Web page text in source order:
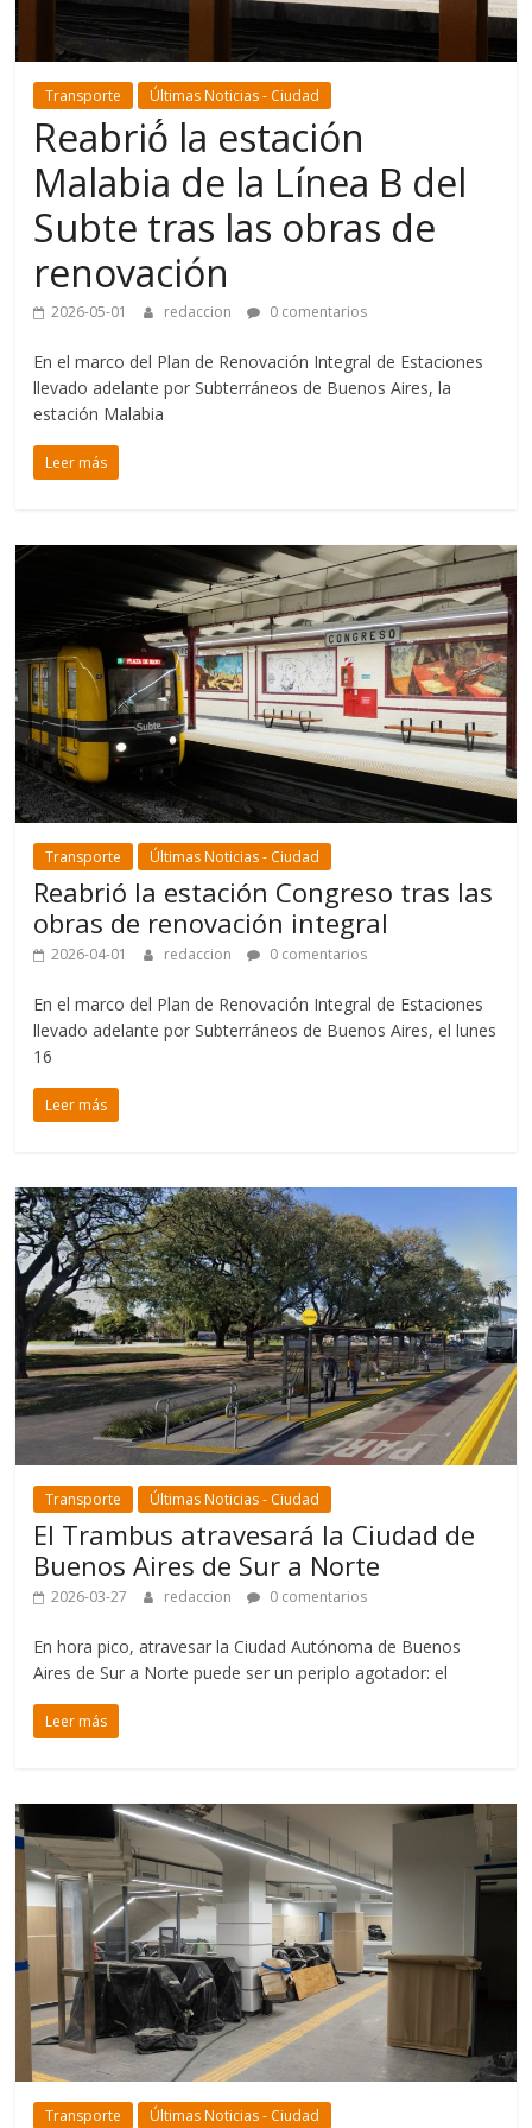
Transporte Últimas Noticias - Ciudad
Reabrió́ la estación
Malabia de la Línea B del
Subte tras las obras de
renovación
2026-05-01 redaccion 0 comentarios
En el marco del Plan de Renovación Integral de Estaciones
llevado adelante por Subterráneos de Buenos Aires, la
estación Malabia
Leer más
Transporte Últimas Noticias - Ciudad
Reabrió la estación Congreso tras las
obras de renovación integral
2026-04-01 redaccion 0 comentarios
En el marco del Plan de Renovación Integral de Estaciones
llevado adelante por Subterráneos de Buenos Aires, el lunes
16
Leer más
Transporte Últimas Noticias - Ciudad
El Trambus atravesará la Ciudad de
Buenos Aires de Sur a Norte
2026-03-27 redaccion 0 comentarios
En hora pico, atravesar la Ciudad Autónoma de Buenos
Aires de Sur a Norte puede ser un periplo agotador: el
Leer más
Transporte Últimas Noticias - Ciudad